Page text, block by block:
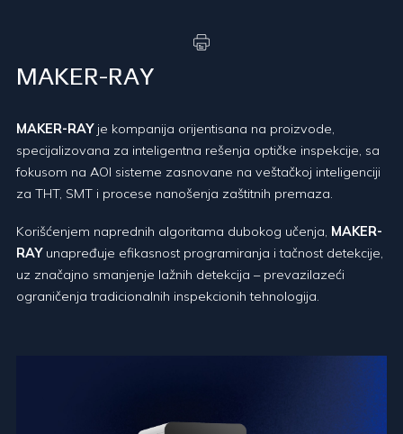
MAKER-RAY
MAKER-RAYje kompanija orijentisana na proizvode,
specijalizovana za inteligentna rešenja optičke inspekcije, sa
fokusom na AOI sisteme zasnovane na veštačkoj inteligenciji
za THT, SMT i procese nanošenja zaštitnih premaza.
Korišćenjem naprednih algoritama dubokog učenja, MAKER-
RAYunapređuje efikasnost programiranja i tačnost detekcije,
uz značajno smanjenje lažnih detekcija – prevazilazeći
ograničenja tradicionalnih inspekcionih tehnologija.